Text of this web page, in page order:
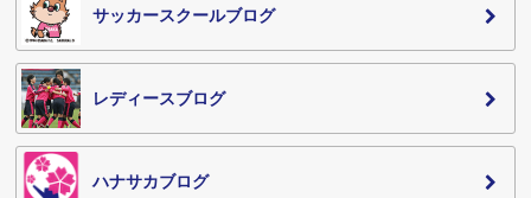
サッカースクールブログ
レディースブログ
ハナサカブログ